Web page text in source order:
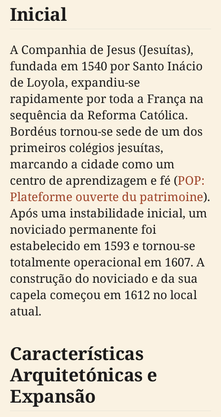
Inicial
A Companhia de Jesus (Jesuítas),
fundada em 1540 por Santo Inácio
de Loyola, expandiu-se
rapidamente por toda a França na
sequência da Reforma Católica.
Bordéus tornou-se sede de um dos
primeiros colégios jesuítas,
marcando a cidade como um
centro de aprendizagem e fé (POP:
Plateforme ouverte du patrimoine).
Após uma instabilidade inicial, um
noviciado permanente foi
estabelecido em 1593 e tornou-se
totalmente operacional em 1607. A
construção do noviciado e da sua
capela começou em 1612 no local
atual.
Características
Arquitetónicas e
Expansão